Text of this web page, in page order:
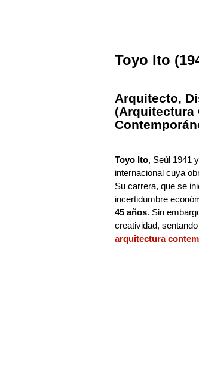
Toyo Ito
Arquitecto,
(Arquitectura
Toyo Ito, Seúl 1941
internacional cuya
Su carrera, que se
incertidumbre
45 años. Sin
creatividad,
arquitectura